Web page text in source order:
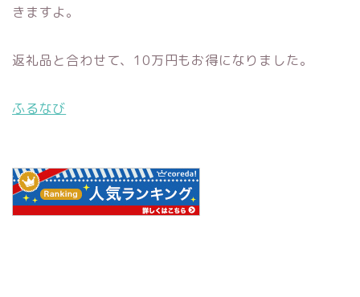
きますよ。
返礼品と合わせて、10万円もお得になりました。
ふるなび